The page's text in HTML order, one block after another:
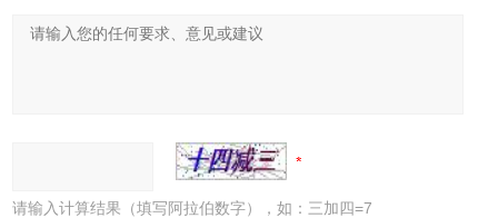
请输入计算结果（填写阿拉伯数字），如：三加四=7